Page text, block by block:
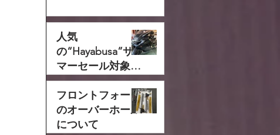
人気
の“Hayabusa”サ
マーセール対象で
す‼
フロントフォーク
のオーバーホール
について